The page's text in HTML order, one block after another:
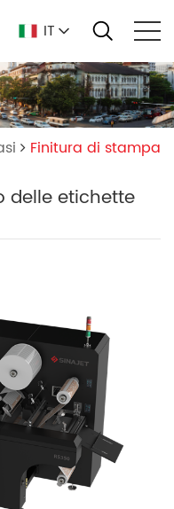
IT
Finitura di stampa
delle etichette